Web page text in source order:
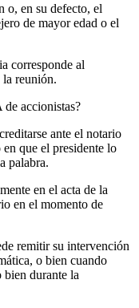
o, en su defecto, el
de mayor edad o el
corresponde al
la reunión.
de accionistas?
ante el notario
que el presidente lo
palabra.
en el acta de la
en el momento de
remitir su intervención
o bien cuando
durante la